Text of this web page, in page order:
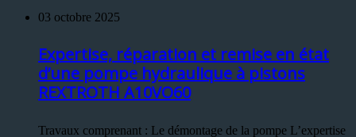
03 octobre 2025
Expertise, réparation et remise en état
d’une pompe hydraulique à pistons
REXTROTH A10VO60
Travaux comprenant : Le démontage de la pompe L’expertise